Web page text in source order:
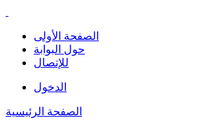
الصفحة الأولى
حول البوابة
للإتصال
الدخول
الصفحة الرئيسية